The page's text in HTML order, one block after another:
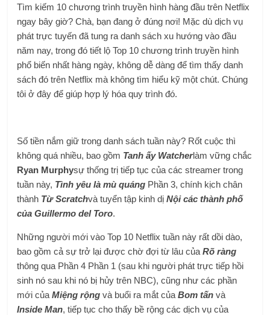
Tìm kiếm 10 chương trình truyền hình hàng đầu trên Netflix
ngay bây giờ? Chà, bạn đang ở đúng nơi! Mặc dù dịch vụ
phát trực tuyến đã tung ra danh sách xu hướng vào đầu
năm nay, trong đó tiết lộ Top 10 chương trình truyền hình
phổ biến nhất hàng ngày, không dễ dàng để tìm thấy danh
sách đó trên Netflix mà không tìm hiểu kỹ một chút. Chúng
tôi ở đây để giúp hợp lý hóa quy trình đó.
Số tiền nắm giữ trong danh sách tuần này? Rốt cuộc thì
không quá nhiều, bao gồm Tanh ấy Watcherlàm vững chắc
Ryan Murphysự thống trị tiếp tục của các streamer trong
tuần này, Tình yêu là mù quáng Phần 3, chính kịch chân
thành Từ Scratchvà tuyển tập kinh dịNội các thành phố
của Guillermo del Toro.
Những người mới vào Top 10 Netflix tuần này rất dồi dào,
bao gồm cả sự trở lại được chờ đợi từ lâu củaRõ ràng
thông qua Phần 4 Phần 1 (sau khi người phát trực tiếp hồi
sinh nó sau khi nó bị hủy trên NBC), cũng như các phần
mới củaMiệng rộng và buổi ra mắt củaBom tấn và
Inside Man, tiếp tục cho thấy bề rộng các dịch vụ của